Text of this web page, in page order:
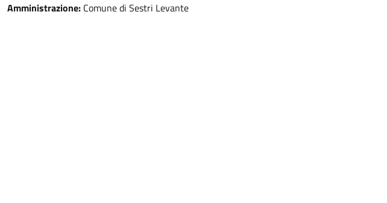
Amministrazione: Comune di Sestri Levante